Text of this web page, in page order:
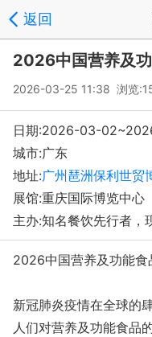
返回
2026中国营养及
2026-03-25 11:38 浏览:
日期:2026-03-
城市:广东
地址:广州琶洲保利世贸
展馆:重庆国际博览中心
主办:知名餐饮先行者，
2026中国营养及功能食
新冠肺炎疫情在全球的
人们对营养及功能食品